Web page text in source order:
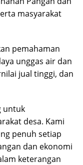
masyarakat
pemahaman
unggas air dan
jual tinggi, dan
untuk
desa. Kami
penuh setiap
dan ekonomi
keterangan